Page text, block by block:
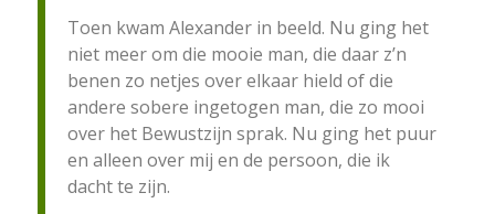
Toen kwam Alexander in beeld. Nu ging het
niet meer om die mooie man, die daar z’n
benen zo netjes over elkaar hield of die
andere sobere ingetogen man, die zo mooi
over het Bewustzijn sprak. Nu ging het puur
en alleen over mij en de persoon, die ik
dacht te zijn.